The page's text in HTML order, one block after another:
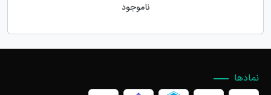
ناموجود
نمادها